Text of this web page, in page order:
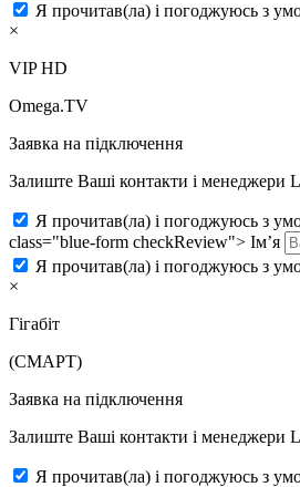
Я прочитав(ла) і погоджуюсь з
×
VIP HD
Omega.TV
Заявка на підключення
Залиште Ваші контакти і менеджери
Я прочитав(ла) і погоджуюсь з
class="blue-form checkReview"> Ім’я
Я прочитав(ла) і погоджуюсь з
×
Гігабіт
(СМАРТ)
Заявка на підключення
Залиште Ваші контакти і менеджери
Я прочитав(ла) і погоджуюсь з